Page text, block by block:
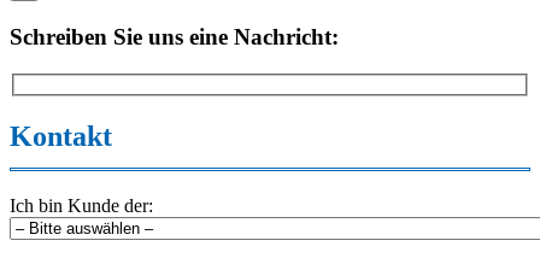
Schreiben Sie uns eine Nachricht:
Kontakt
Ich bin Kunde der: